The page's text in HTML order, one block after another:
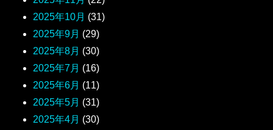
2025年10月 (31)
2025年9月 (29)
2025年8月 (30)
2025年7月 (16)
2025年6月 (11)
2025年5月 (31)
2025年4月 (30)